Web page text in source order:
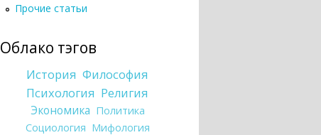
Прочие статьи
Облако тэгов
История Философия
Психология Религия
Экономика Политика
Социология Мифология